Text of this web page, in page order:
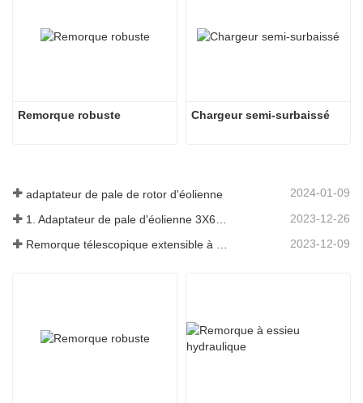
Remorque robuste Chargeur semi-surbaissé
adaptateur de pale de rotor d'éolienne 2024-01-09
2023-12-26
2023-12-09